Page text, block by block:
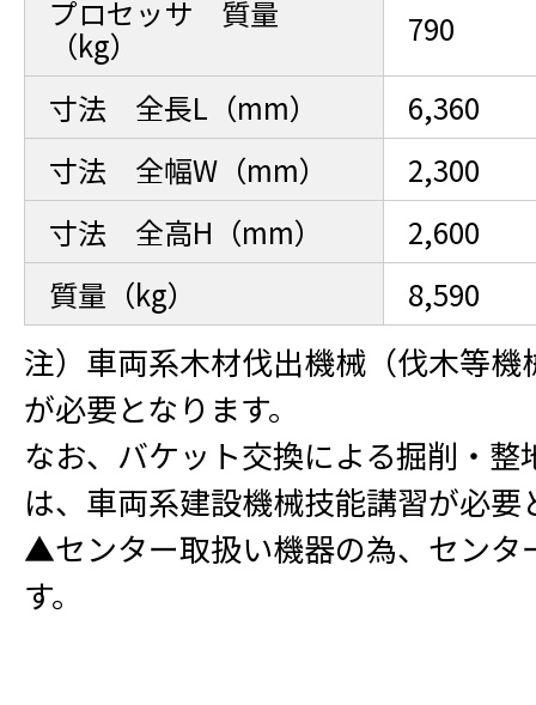
プロセッサ 質量
（kg）
790
寸法 全長L（mm）
6,360
寸法 全幅W（mm）
2,300
寸法 全高H（mm）
2,600
質量（kg）
8,590
注）車両系木材伐出機械（伐木等
が必要となります。
なお、バケット交換による掘削・
は、車両系建設機械技能講習が必要
▲センター取扱い機器の為、センタ
す。